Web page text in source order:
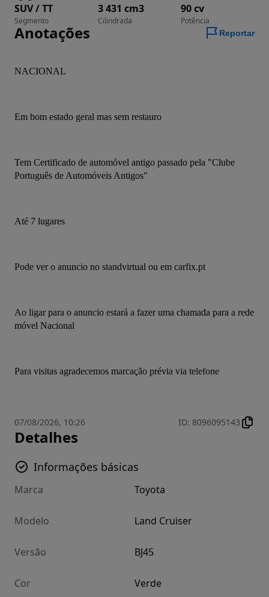
SUV / TT
Segmento
3 431 cm3
Cilindrada
90 cv
Potência
Anotações Reportar
NACIONAL
Em bom estado geral mas sem restauro
Tem Certificado de automóvel antigo passado pela "Clube
Português de Automóveis Antigos"
Até 7 lugares
Pode ver o anuncio no standvirtual ou em carfix.pt
Ao ligar para o anuncio estará a fazer uma chamada para a rede
móvel Nacional
Para visitas agradecemos marcação prévia via telefone
07/08/2026, 10:26 ID: 8096095143
Detalhes
Informações básicas
Marca Toyota
Modelo Land Cruiser
Versão BJ45
Cor Verde